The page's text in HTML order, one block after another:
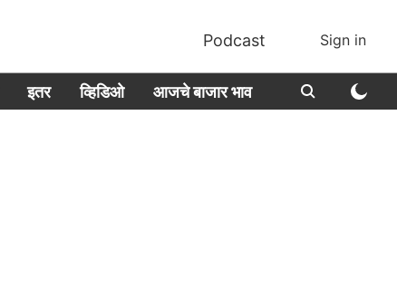
Podcast Sign in
इतर व्हिडिओ आजचे बाजार भाव